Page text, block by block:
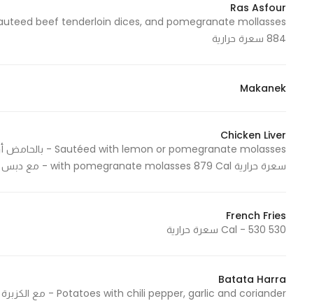
Ras Asfour
884 سعرة حرارية
Makanek
Chicken Liver
سعرة حرارية with pomegranate molasses 879 Cal - مع دبس الرمان 879 سعرة حرارية
French Fries
530 Cal - 530 سعرة حرارية
Batata Harra
Potatoes with chili pepper, garlic and coriander - مع الكزبرة والثوم 731 Cal - 731 سعرة حرارية
By sharing
your
interests and
chance of
seeing
personalized